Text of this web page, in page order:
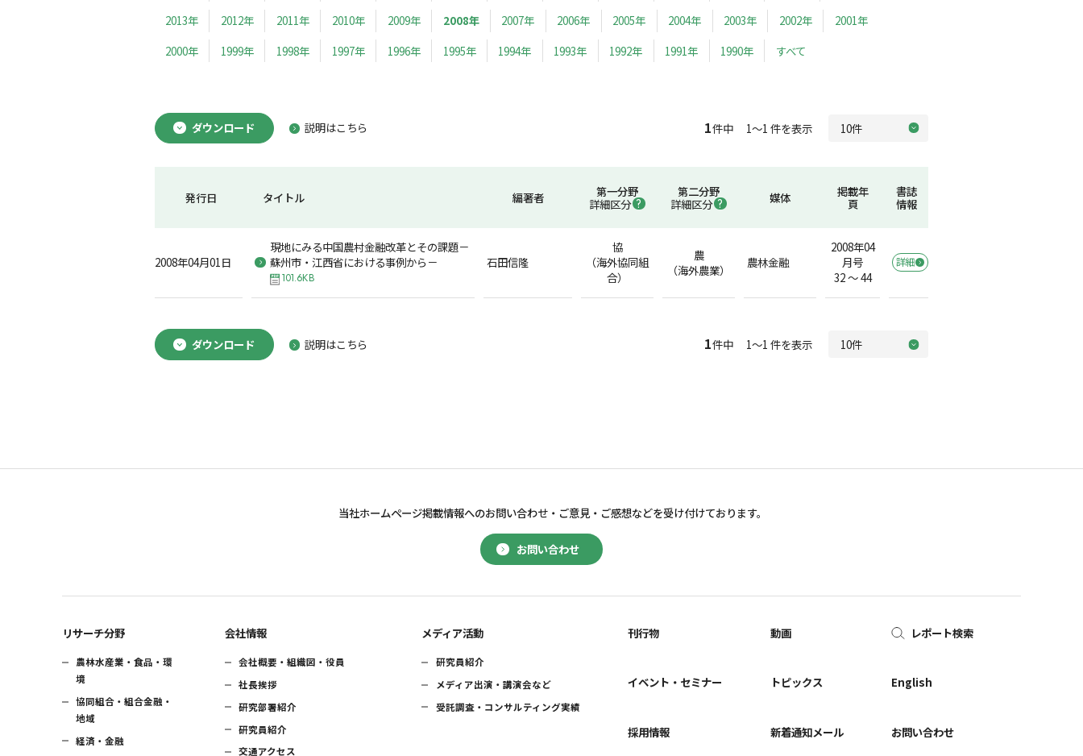
2013年
2012年 2011年 2010年 2009年 2008年 2007年 2006年 2005年 2004年 2003年 2002年
2001年
2000年
1999年 1998年 1997年 1996年 1995年 1994年 1993年 1992年 1991年 1990年 すべて
ダウンロード 説明はこちら 1件中 1～1 件を表示
発行日 タイトル 編著者
第一分野
詳細区分
第二分野
詳細区分
媒体
掲載年
頁
書誌
情報
2008年04月01日
現地にみる中国農村金融改革とその課題－
蘇州市・江西省における事例から－
101.6KB
石田信隆
協
（海外協同組
合）
農
（海外農業）
農林金融
2008年04
月号
32 ～ 44
詳細
ダウンロード 説明はこちら 1件中 1～1 件を表示
お問い合わせ
当社ホームページ掲載情報へのお問い合わせ・ ご意見・ご感想などを受け付けております。
リサーチ分野
農林水産業・食品・環
境
協同組合・組合金融・
地域
経済・金融
会社情報
会社概要・組織図・役員
社長挨拶
研究部署紹介
研究員紹介
交通アクセス
メディア活動
研究員紹介
メディア出演・講演会など
受託調査・コンサルティング実績
刊行物
イベント・セミナー
採用情報
動画
トピックス
新着通知メール
レポート検索
English
お問い合わせ